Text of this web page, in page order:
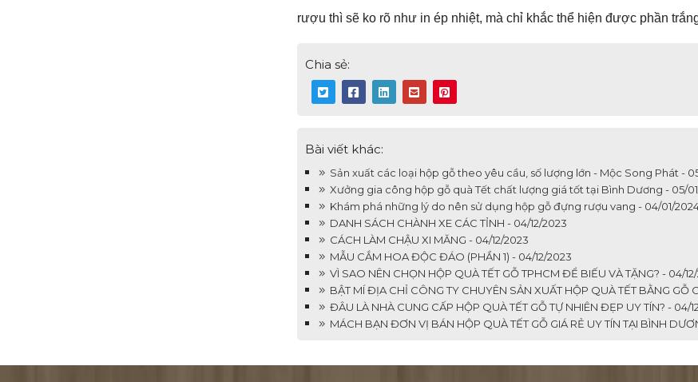
rượu thì sẽ ko rõ như in ép nhiệt, mà chỉ khắc thể hiện được phần
Chia sẻ:
Bài viết khác:
Sản xuất các loại hộp gỗ theo yêu cầu, số lượng lớn - Mộc Song Phát -
Xưởng gia công hộp gỗ quà Tết chất lượng giá tốt tại Bình Dương - 05/
Khám phá những lý do nên sử dụng hộp gỗ đựng rượu vang - 04/01/
DANH SÁCH CHÀNH XE CÁC TỈNH - 04/12/2023
CÁCH LÀM CHẬU XI MĂNG - 04/12/2023
MẪU CẮM HOA ĐỘC ĐÁO (PHẦN 1) - 04/12/2023
VÌ SAO NÊN CHỌN HỘP QUÀ TẾT GỖ TPHCM ĐỂ BIẾU VÀ TẶNG? - 04/
BẬT MÍ ĐỊA CHỈ CÔNG TY CHUYÊN SẢN XUẤT HỘP QUÀ TẾT BẰNG GỖ
ĐÂU LÀ NHÀ CUNG CẤP HỘP QUÀ TẾT GỖ TỰ NHIÊN ĐẸP UY TÍN? - 04/
MÁCH BẠN ĐƠN VỊ BÁN HỘP QUÀ TẾT GỖ GIÁ RẺ UY TÍN TẠI BÌNH